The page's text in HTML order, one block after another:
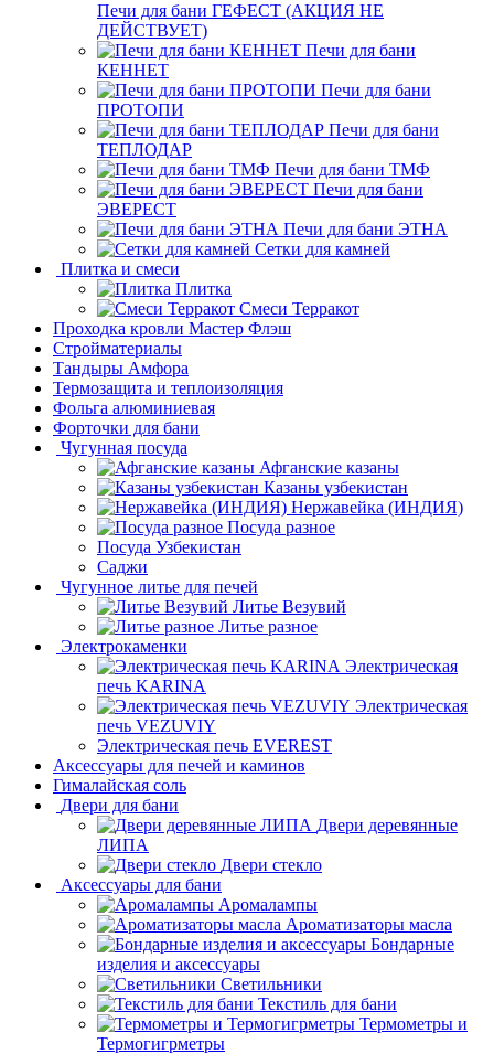
Печи для бани ГЕФЕСТ (АКЦИЯ НЕ
ДЕЙСТВУЕТ)
Печи для бани
КЕННЕТ
Печи для бани
ПРОТОПИ
Печи для бани
ТЕПЛОДАР
Печи для бани ТМФ
Печи для бани
ЭВЕРЕСТ
Печи для бани ЭТНА
Сетки для камней
Плитка и смеси
Плитка
Смеси Терракот
Проходка кровли Мастер Флэш
Стройматериалы
Тандыры Амфора
Термозащита и теплоизоляция
Фольга алюминиевая
Форточки для бани
Чугунная посуда
Афганские казаны
Казаны узбекистан
Нержавейка (ИНДИЯ)
Посуда разное
Посуда Узбекистан
Саджи
Чугунное литье для печей
Литье Везувий
Литье разное
Электрокаменки
Электрическая
печь KARINA
Электрическая
печь VEZUVIY
Электрическая печь EVEREST
Аксессуары для печей и каминов
Гималайская соль
Двери для бани
Двери деревянные
ЛИПА
Двери стекло
Аксессуары для бани
Аромалампы
Ароматизаторы масла
Бондарные
изделия и аксессуары
Светильники
Текстиль для бани
Термометры и
Термогигрметры